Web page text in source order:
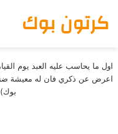
كرتون بوك
اول ما يحاسب عليه العبد يوم
اعرض عن ذكري فان له معيشة